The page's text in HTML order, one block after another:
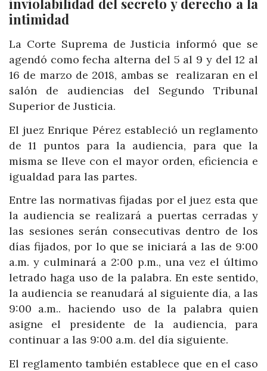
inviolabilidad del secreto y derecho a la
intimidad
La Corte Suprema de Justicia informó que se
agendó como fecha alterna del 5 al 9 y del 12 al
16 de marzo de 2018, ambas se realizaran en el
salón de audiencias del Segundo Tribunal
Superior de Justicia.
El juez Enrique Pérez estableció un reglamento
de 11 puntos para la audiencia, para que la
misma se lleve con el mayor orden, eficiencia e
igualdad para las partes.
Entre las normativas fijadas por el juez esta que
la audiencia se realizará a puertas cerradas y
las sesiones serán consecutivas dentro de los
días fijados, por lo que se iniciará a las de 9:00
a.m. y culminará a 2:00 p.m., una vez el último
letrado haga uso de la palabra. En este sentido,
la audiencia se reanudará al siguiente día, a las
9:00 a.m.. haciendo uso de la palabra quien
asigne el presidente de la audiencia, para
continuar a las 9:00 a.m. del día siguiente.
El reglamento también establece que en el caso